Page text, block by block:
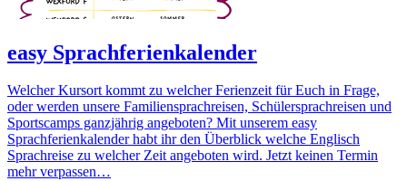
easy Sprachferienkalender
Welcher Kursort kommt zu welcher Ferienzeit für Euch in Frage,
oder werden unsere Familiensprachreisen, Schülersprachreisen und
Sportscamps ganzjährig angeboten? Mit unserem easy
Sprachferienkalender habt ihr den Überblick welche Englisch
Sprachreise zu welcher Zeit angeboten wird. Jetzt keinen Termin
mehr verpassen…